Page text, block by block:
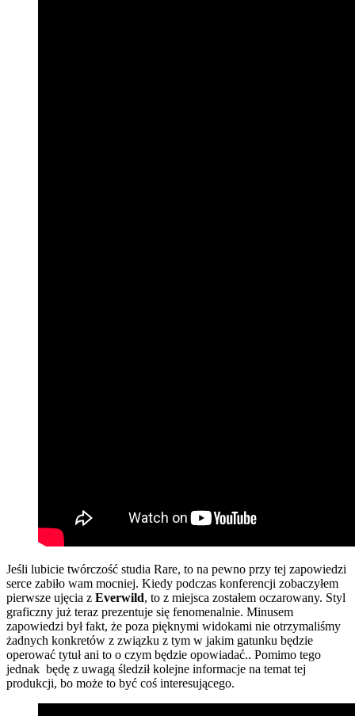
Jeśli lubicie twórczość studia Rare, to na pewno przy tej zapowiedzi
serce zabiło wam mocniej. Kiedy podczas konferencji zobaczyłem
pierwsze ujęcia z Everwild, to z miejsca zostałem oczarowany. Styl
graficzny już teraz prezentuje się fenomenalnie. Minusem
zapowiedzi był fakt, że poza pięknymi widokami nie otrzymaliśmy
żadnych konkretów z związku z tym w jakim gatunku będzie
operować tytuł ani to o czym będzie opowiadać.. Pomimo tego
jednak będę z uwagą śledził kolejne informacje na temat tej
produkcji, bo może to być coś interesującego.